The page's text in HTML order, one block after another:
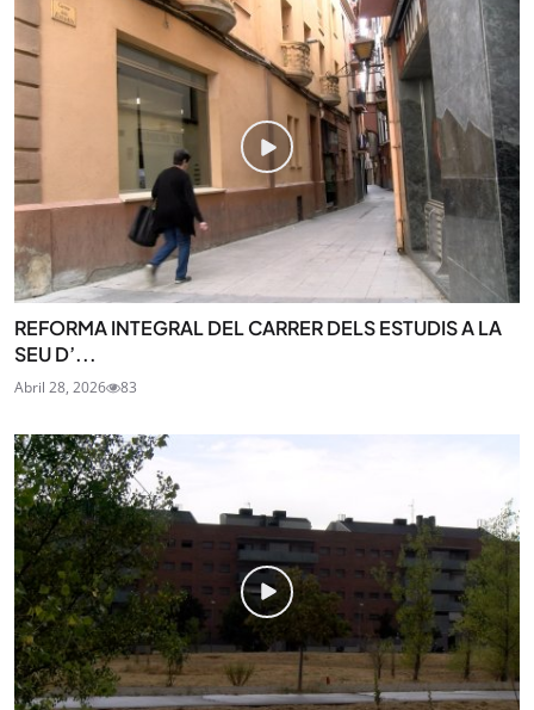
REFORMA INTEGRAL DEL CARRER DELS ESTUDIS A LA
SEU D’...
Abril 28, 2026 83